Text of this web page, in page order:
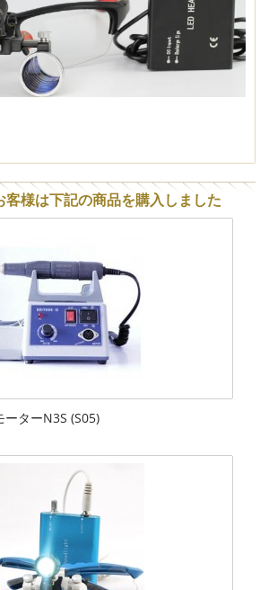
様は下記の商品を購入しました
ターN3S (S05)